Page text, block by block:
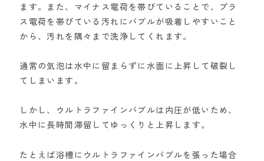
ます。また、マイナス電荷を帯びていることで、プラ
ス電荷を帯びている汚れにバブルが吸着しやすいこと
から、汚れを隅々まで洗浄してくれます。
通常の気泡は水中に留まらずに水面に上昇して破裂し
てしまいます。
しかし、ウルトラファインバブルは内圧が低いため、
水中に長時間滞留してゆっくりと上昇します。
たとえば浴槽にウルトラファインバブルを張った場合